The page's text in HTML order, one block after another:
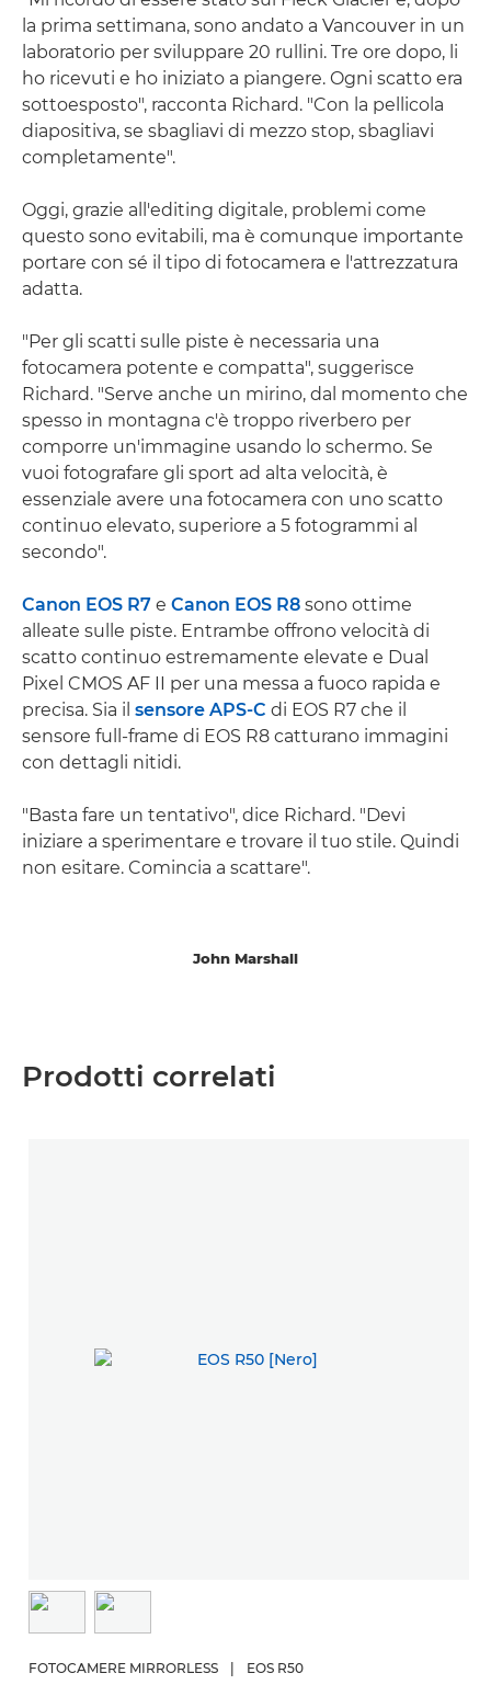
la prima settimana, sono andato a Vancouver in un
laboratorio per sviluppare 20 rullini. Tre ore dopo, li
ho ricevuti e ho iniziato a piangere. Ogni scatto era
sottoesposto", racconta Richard. "Con la pellicola
diapositiva, se sbagliavi di mezzo stop, sbagliavi
completamente".
Oggi, grazie all'editing digitale, problemi come
questo sono evitabili, ma è comunque importante
portare con sé il tipo di fotocamera e l'attrezzatura
adatta.
"Per gli scatti sulle piste è necessaria una
fotocamera potente e compatta", suggerisce
Richard. "Serve anche un mirino, dal momento che
spesso in montagna c'è troppo riverbero per
comporre un'immagine usando lo schermo. Se
vuoi fotografare gli sport ad alta velocità, è
essenziale avere una fotocamera con uno scatto
continuo elevato, superiore a 5 fotogrammi al
secondo".
Canon EOS R7 e Canon EOS R8 sono ottime
alleate sulle piste. Entrambe offrono velocità di
scatto continuo estremamente elevate e Dual
Pixel CMOS AF II per una messa a fuoco rapida e
precisa. Sia il sensore APS-C di EOS R7 che il
sensore full-frame di EOS R8 catturano immagini
con dettagli nitidi.
"Basta fare un tentativo", dice Richard. "Devi
iniziare a sperimentare e trovare il tuo stile. Quindi
non esitare. Comincia a scattare".
John Marshall
Prodotti correlati
FOTOCAMERE MIRRORLESS | EOS R50